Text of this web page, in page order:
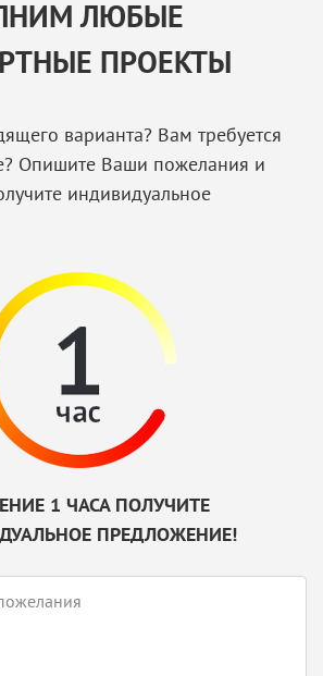
ЛЮБЫЕ
ПРОЕКТЫ
варианта? Вам требуется
Опишите Ваши пожелания и
индивидуальное
1 ЧАСА ПОЛУЧИТЕ
ПРЕДЛОЖЕНИЕ!